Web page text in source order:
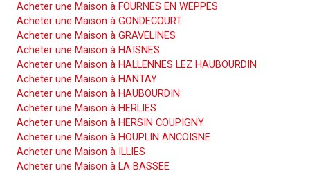
Acheter une Maison à FOURNES EN WEPPES
Acheter une Maison à GONDECOURT
Acheter une Maison à GRAVELINES
Acheter une Maison à HAISNES
Acheter une Maison à HALLENNES LEZ HAUBOURDIN
Acheter une Maison à HANTAY
Acheter une Maison à HAUBOURDIN
Acheter une Maison à HERLIES
Acheter une Maison à HERSIN COUPIGNY
Acheter une Maison à HOUPLIN ANCOISNE
Acheter une Maison à ILLIES
Acheter une Maison à LA BASSEE